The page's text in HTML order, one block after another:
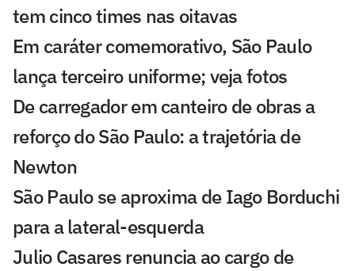
tem cinco times nas oitavas
Em caráter comemorativo, São Paulo
lança terceiro uniforme; veja fotos
De carregador em canteiro de obras a
reforço do São Paulo: a trajetória de
Newton
São Paulo se aproxima de Iago Borduchi
para a lateral-esquerda
Julio Casares renuncia ao cargo de